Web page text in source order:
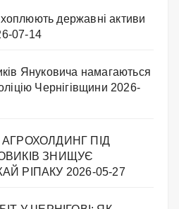
державні активи
07-14
Януковича намагаються
Чернігівщини 2026-
ПІД
ЗНИЩУЄ
РІПАКУ
2026-05-27